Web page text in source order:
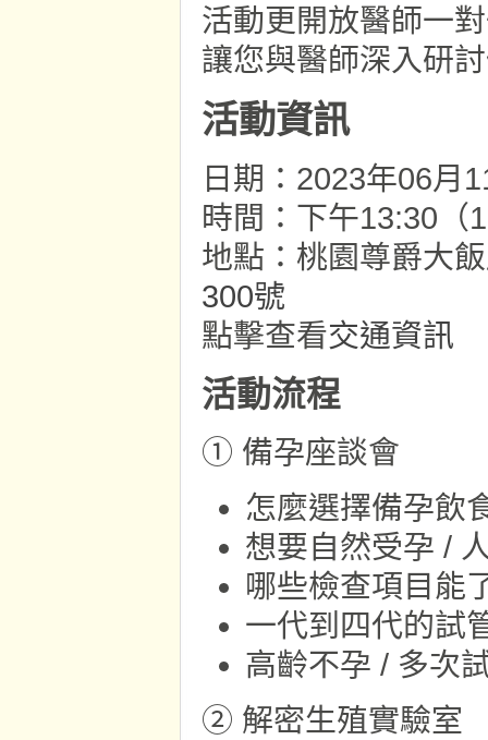
活動更開放醫師一
讓您與醫師深入研
活動資訊
日期：2023年06月
時間：下午13:30（
地點：桃園尊爵大
300號
點擊查看交通資訊
活動流程
① 備孕座談會
怎麼選擇備孕飲
想要自然受孕 /
哪些檢查項目能
一代到四代的試
高齡不孕 / 多次
② 解密生殖實驗室